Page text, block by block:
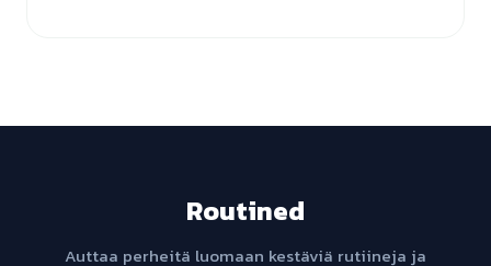
Routined
Auttaa perheitä luomaan kestäviä rutiineja ja